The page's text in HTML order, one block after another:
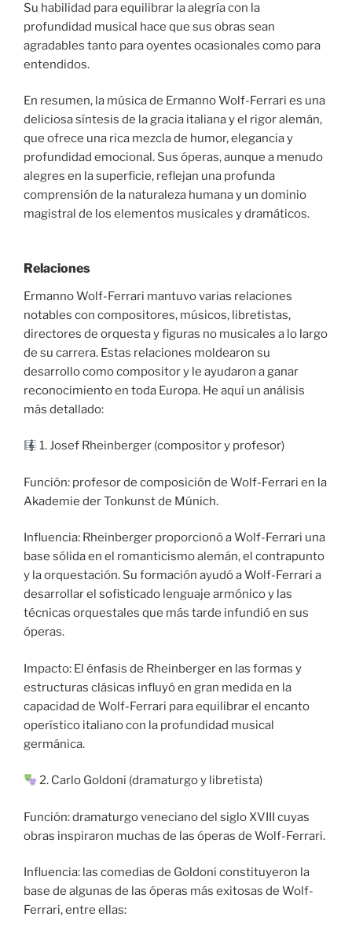
Su habilidad para equilibrar la alegría con la
profundidad musical hace que sus obras sean
agradables tanto para oyentes ocasionales como para
entendidos.
En resumen, la música de Ermanno Wolf-Ferrari es una
deliciosa síntesis de la gracia italiana y el rigor alemán,
que ofrece una rica mezcla de humor, elegancia y
profundidad emocional. Sus óperas, aunque a menudo
alegres en la superficie, reflejan una profunda
comprensión de la naturaleza humana y un dominio
magistral de los elementos musicales y dramáticos.
Relaciones
Ermanno Wolf-Ferrari mantuvo varias relaciones
notables con compositores, músicos, libretistas,
directores de orquesta y figuras no musicales a lo largo
de su carrera. Estas relaciones moldearon su
desarrollo como compositor y le ayudaron a ganar
reconocimiento en toda Europa. He aquí un análisis
más detallado:
1. Josef Rheinberger (compositor y profesor)
Función: profesor de composición de Wolf-Ferrari en la
Akademie der Tonkunst de Múnich.
Influencia: Rheinberger proporcionó a Wolf-Ferrari una
base sólida en el romanticismo alemán, el contrapunto
y la orquestación. Su formación ayudó a Wolf-Ferrari a
desarrollar el sofisticado lenguaje armónico y las
técnicas orquestales que más tarde infundió en sus
óperas.
Impacto: El énfasis de Rheinberger en las formas y
estructuras clásicas influyó en gran medida en la
capacidad de Wolf-Ferrari para equilibrar el encanto
operístico italiano con la profundidad musical
germánica.
2. Carlo Goldoni (dramaturgo y libretista)
Función: dramaturgo veneciano del siglo XVIII cuyas
obras inspiraron muchas de las óperas de Wolf-Ferrari.
Influencia: las comedias de Goldoni constituyeron la
base de algunas de las óperas más exitosas de Wolf-
Ferrari, entre ellas: